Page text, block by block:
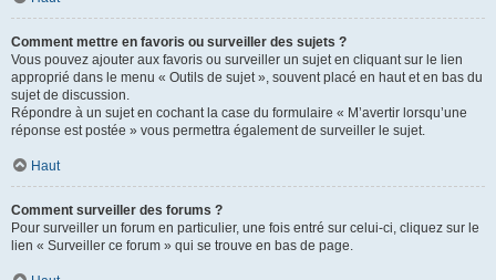
Comment mettre en favoris ou surveiller des sujets ?
Vous pouvez ajouter aux favoris ou surveiller un sujet en cliquant sur le lien
approprié dans le menu « Outils de sujet », souvent placé en haut et en bas du
sujet de discussion.
Répondre à un sujet en cochant la case du formulaire « M’avertir lorsqu’une
réponse est postée » vous permettra également de surveiller le sujet.
Haut
Comment surveiller des forums ?
Pour surveiller un forum en particulier, une fois entré sur celui-ci, cliquez sur le
lien « Surveiller ce forum » qui se trouve en bas de page.